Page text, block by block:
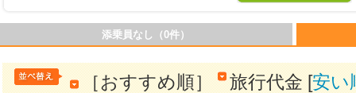
添乗員なし（0件）
［おすすめ順］ 旅行代金 [安い